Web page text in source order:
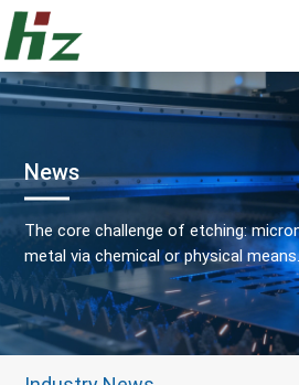
News
The core challenge of etching:
metal via chemical or physical